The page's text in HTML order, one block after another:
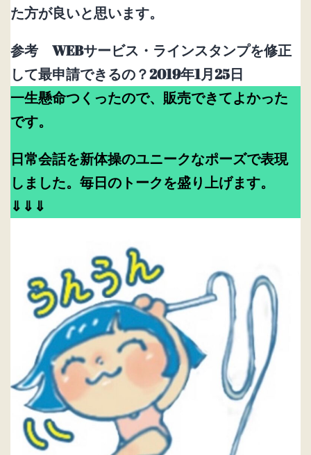
た方が良いと思います。
参考 WEBサービス・ラインスタンプを修正
して最申請できるの？2019年1月25日
一生懸命つくったので、販売できてよかった
です。
日常会話を新体操のユニークなポーズで表現
しました。毎日のトークを盛り上げます。
⇓⇓⇓